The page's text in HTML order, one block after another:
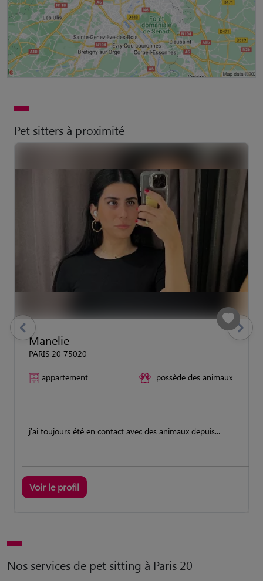
Pet sitters à proximité
Manelie
PARIS 20 75020
appartement possède des animaux
j'ai toujours été en contact avec des animaux depuis...
Voir le profil
previous Suivant
Nos services de pet sitting à Paris 20